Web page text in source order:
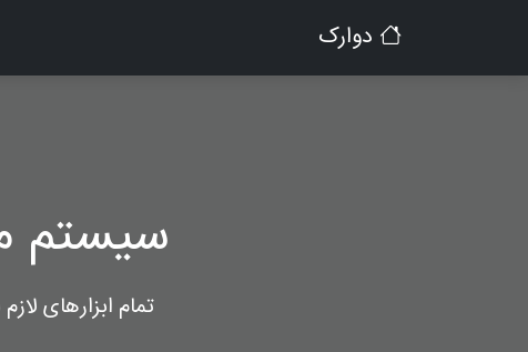
دوارک
سیستم
تمام ابزارهای